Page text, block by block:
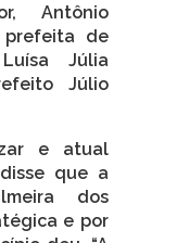
Antônio
prefeita de
Júlia
Júlio
e atual
que a
dos
e por